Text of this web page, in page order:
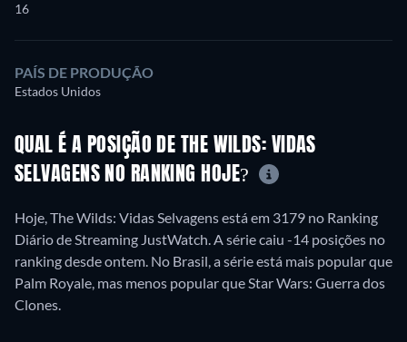
16
PAÍS DE PRODUÇÃO
Estados Unidos
QUAL É A POSIÇÃO DE THE WILDS: VIDAS
SELVAGENS NO RANKING HOJE?
Hoje, The Wilds: Vidas Selvagens está em 3179 no Ranking
Diário de Streaming JustWatch. A série caiu -14 posições no
ranking desde ontem. No Brasil, a série está mais popular que
Palm Royale, mas menos popular que Star Wars: Guerra dos
Clones.